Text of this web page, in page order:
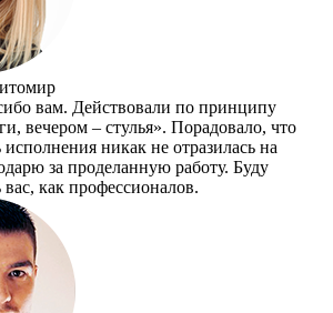
вам. Действовали по принципу
вечером – стулья». Порадовало, что
исполнения никак не отразилась на
за проделанную работу. Буду
вас, как профессионалов.